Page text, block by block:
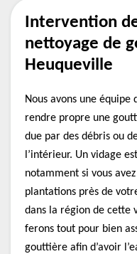
Intervention
nettoyage de
Heuqueville
Nous avons une
rendre propre une
due par des débris ou
l’intérieur. Un vidage
notamment si vous
plantations près de
dans la région de cette
ferons tout pour bien
gouttière afin d’avoir